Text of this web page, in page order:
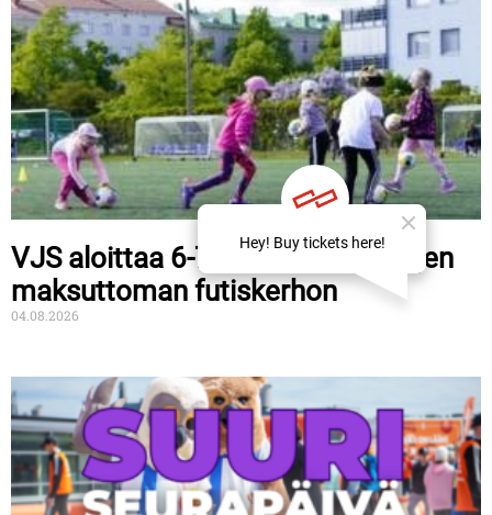
VJS aloittaa 6-7-vuotiaiden tyttöjen
maksuttoman futiskerhon
04.08.2026